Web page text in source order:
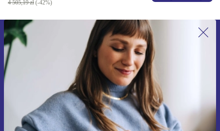
4 505,19 zł (-42%)
Zapisz się na nasz newsletter!
Nie przegap żadnej oferty.
Zarejestruj się